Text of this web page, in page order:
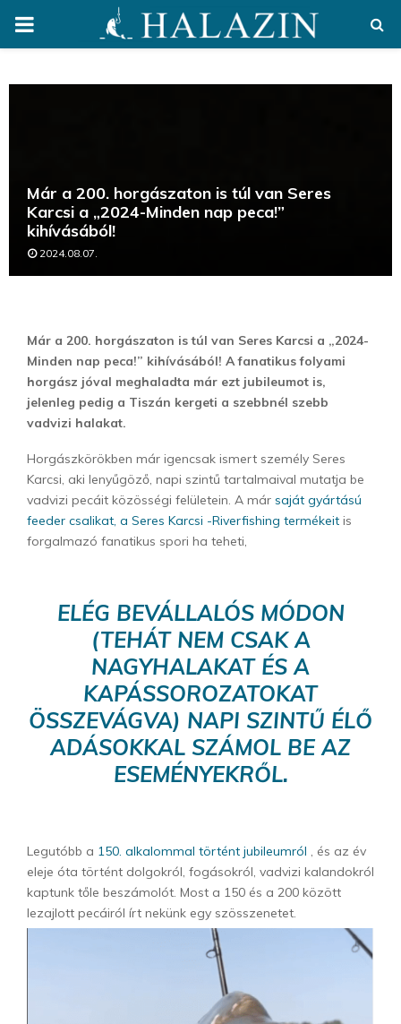
PRIMARY
Már a 200. horgászaton is túl van Seres
Karcsi a „2024-Minden nap peca!”
kihívásából!
2024.08.07.
Már a 200. horgászaton is túl van Seres Karcsi a „2024-
Minden nap peca!” kihívásából! A fanatikus folyami
horgász jóval meghaladta már ezt jubileumot is,
jelenleg pedig a Tiszán kergeti a szebbnél szebb
vadvizi halakat.
Horgászkörökben már igencsak ismert személy Seres
Karcsi, aki lenyűgöző, napi szintű tartalmaival mutatja be
vadvizi pecáit közösségi felületein. A már saját gyártású
feeder csalikat, a Seres Karcsi -Riverfishing termékeit is
forgalmazó fanatikus spori ha teheti,
ELÉG BEVÁLLALÓS MÓDON
(TEHÁT NEM CSAK A
NAGYHALAKAT ÉS A
KAPÁSSOROZATOKAT
ÖSSZEVÁGVA) NAPI SZINTŰ ÉLŐ
ADÁSOKKAL SZÁMOL BE AZ
ESEMÉNYEKRŐL.
Legutóbb a 150. alkalommal történt jubileumról , és az év
eleje óta történt dolgokról, fogásokról, vadvizi kalandokról
kaptunk tőle beszámolót. Most a 150 és a 200 között
lezajlott pecáiról írt nekünk egy szösszenetet.